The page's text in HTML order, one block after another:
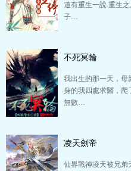
道有重生一說.重生
子…
不死冥輪
我出生的那一天，母
身的我四處求醫，爬
無數…
凌天劍帝
仙界戰神凌天被兄弟